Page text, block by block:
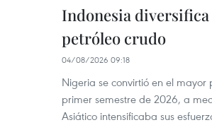
Indonesia
petróleo crudo
04/08/2026 09:18
Nigeria se convirtió en el
primer semestre de 2026, a
Asiático intensificaba sus